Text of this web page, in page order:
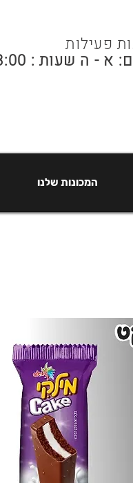
פעילות
- ה שעות : 08:00 - 16:00
המכונות שלנו
המכונות שלנו